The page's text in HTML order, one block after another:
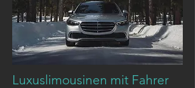
Luxuslimousinen mit Fahrer